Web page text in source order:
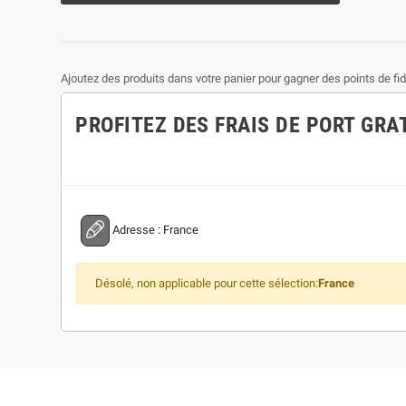
Ajoutez des produits dans votre panier pour gagner des points de
PROFITEZ DES FRAIS DE PORT
Adresse : France
Désolé, non applicable pour cette sélection:France